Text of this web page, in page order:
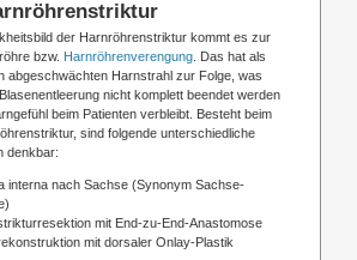
der Harnröhrenstriktur kommt es zur
bzw. Harnröhrenverengung . Das hat als
abgeschwächten Harnstrahl zur Folge, was
nicht komplett beendet werden
beim Patienten verbleibt. Besteht beim
sind folgende unterschiedliche
denkbar:
interna nach Sachse (Synonym Sachse-
mit End-zu-End-Anastomose
mit dorsaler Onlay-Plastik